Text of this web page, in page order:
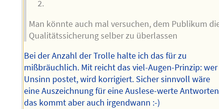
Man könnte auch mal versuchen, dem Publikum
Qualitätssicherung selber zu überlassen
Bei der Anzahl der Trolle halte ich das für zu
mißbräuchlich. Mit reicht das viel-Augen-Prinzip: wer
Unsinn postet, wird korrigiert. Sicher sinnvoll wäre
eine Auszeichnung für eine Auslese-werte
das kommt aber auch irgendwann :-)